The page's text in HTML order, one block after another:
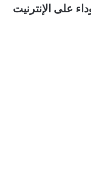
على الإنترنيت